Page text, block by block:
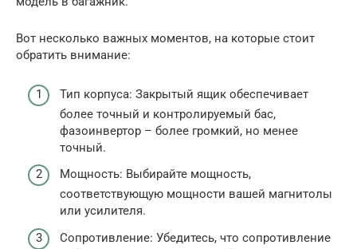
Вот несколько важных моментов, на которые стоит
обратить внимание:
Тип корпуса: Закрытый ящик обеспечивает
более точный и контролируемый бас,
фазоинвертор – более громкий, но менее
точный.
Мощность: Выбирайте мощность,
соответствующую мощности вашей магнитолы
или усилителя.
Сопротивление: Убедитесь, что сопротивление